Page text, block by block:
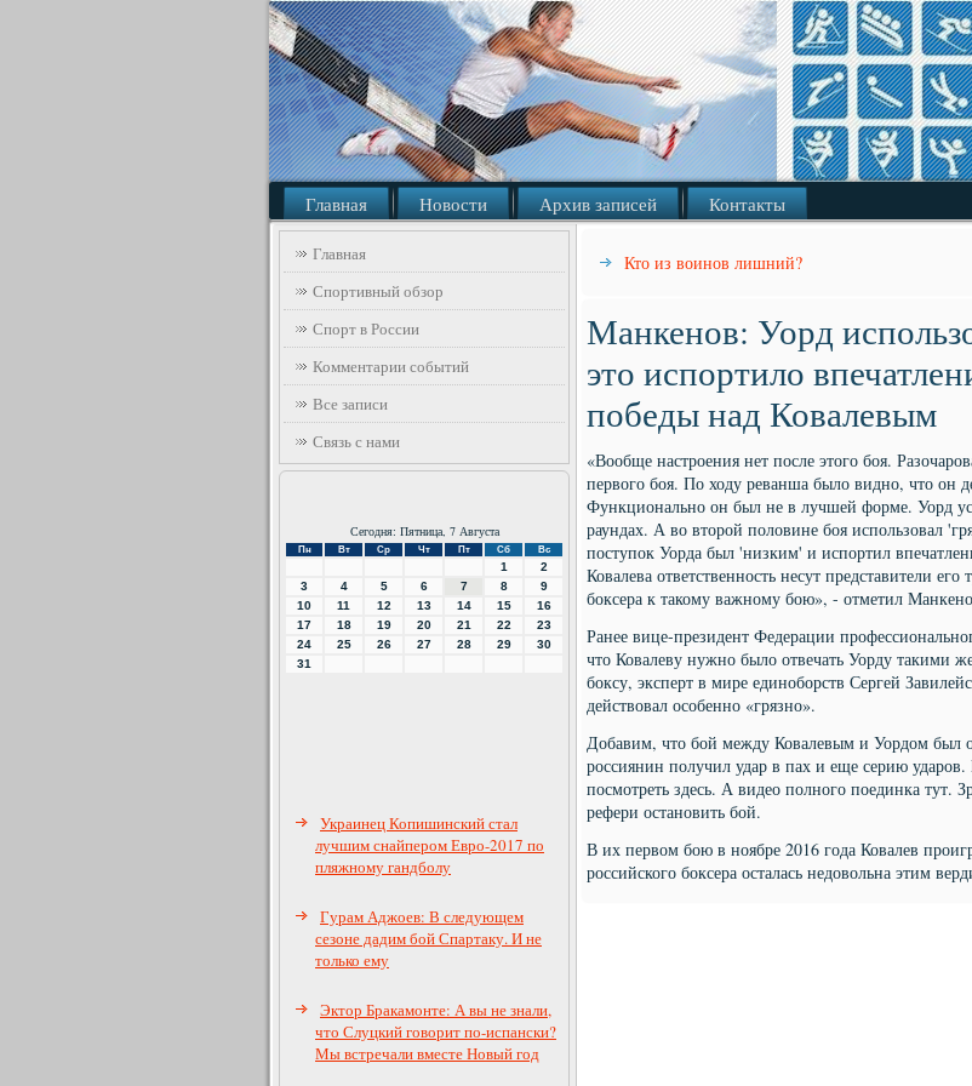
Главная Новости Архив записей Контакты
Главная
Спортивный обзор
Спорт в России
Комментарии событий
Все записи
Связь с нами
Сегодня: Пятница, 7 Августа
Пн Вт Ср Чт Пт Сб Вс
1
2
3
4 5 6 7 8
9
10
11 12 13 14 15
16
17
18 19 20 21 22
23
24
25 26 27 28 29
30
31
Украинец Копишинский стал
лучшим снайпером Евро-2017 по
пляжному гандболу
Гурам Аджоев: В следующем
сезоне дадим бой Спартаку. И не
только ему
Эктор Бракамонте: А вы не знали,
что Слуцкий говорит по-испански?
Мы встречали вместе Новый год
Кто из воинов лишний?
Манкенов: Уорд
это испортило
победы над Ковалевым
«Вообще настроения нет после этого боя.
первого боя. По ходу реванша было видно, что он
Функционально он был не в лучшей форме. Уорд
раундах. А во второй половине боя использовал
поступок Уорда был 'низким' и испортил
Ковалева ответственность несут представители
боксера к такому важному бою», - отметил
Ранее вице-президент Федерации
что Ковалеву нужно было отвечать Уорду
боксу, эксперт в мире единоборств Сергей
действовал особенно «грязно».
Добавим, что бой между Ковалевым и Уордом был
россиянин получил удар в пах и еще серию
посмотреть здесь. А видео полного поединка тут.
рефери остановить бой.
В их первом бою в ноябре 2016 года Ковалев
российского боксера осталась недовольна этим